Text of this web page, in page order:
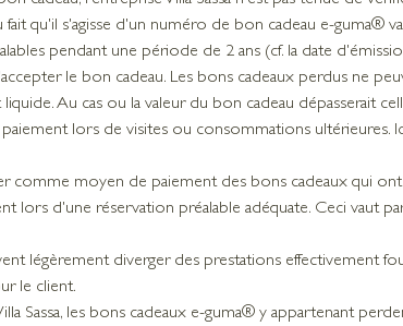
qu'il s'agisse d'un numéro de bon cadeau e-guma®
pendant une période de 2 ans (cf. la date
le bon cadeau. Les bons cadeaux perdus ne
Au cas ou la valeur du bon cadeau dépasserait
lors de visites ou consommations ultérieures.
comme moyen de paiement des bons cadeaux qui
lors d'une réservation préalable adéquate. Ceci vaut
légèrement diverger des prestations effectivement
le client.
Sassa, les bons cadeaux e-guma® y appartenant